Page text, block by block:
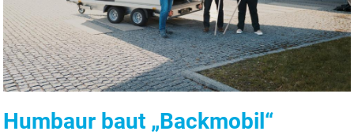
Humbaur baut „Backmobil“